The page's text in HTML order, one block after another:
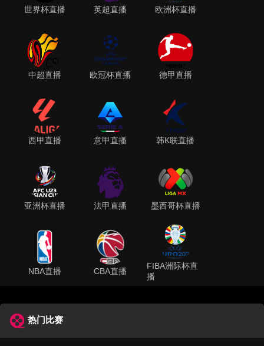
世界杯直播 英超直播 欧洲杯直播
中超直播 欧冠杯直播 德甲直播
西甲直播 意甲直播 韩K联直播
亚洲杯直播 法甲直播 墨西哥杯直播
NBA直播 CBA直播
FIBA洲际杯直
播
热门比赛